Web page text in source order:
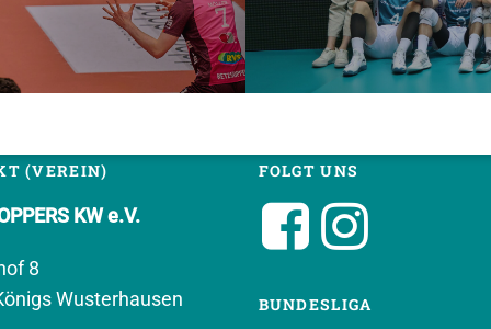
(VEREIN)
KW e.V.
8
Wusterhausen
FOLGT UNS
BUNDESLIGA